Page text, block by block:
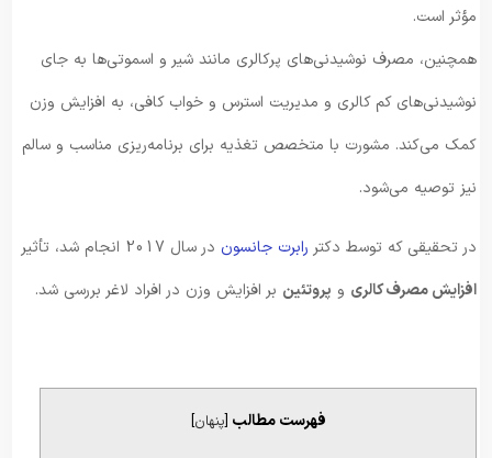
مؤثر است.
همچنین، مصرف نوشیدنی‌های پرکالری مانند شیر و اسموتی‌ها به جای
نوشیدنی‌های کم کالری و مدیریت استرس و خواب کافی، به افزایش وزن
کمک می‌کند. مشورت با متخصص تغذیه برای برنامه‌ریزی مناسب و سالم
نیز توصیه می‌شود.
در تحقیقی که توسط دکتر رابرت جانسون در سال 2017 انجام شد، تأثیر
افزایش مصرف کالری و پروتئین بر افزایش وزن در افراد لاغر بررسی شد.
فهرست مطالب [پنهان]